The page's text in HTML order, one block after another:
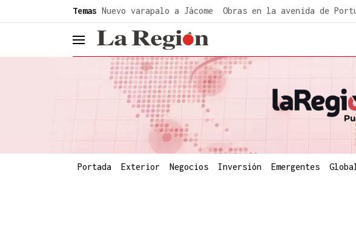
Temas Nuevo varapalo a Jácome Obras en la avenida de
header.menu.open
Portada Exterior Negocios Inversión Emergentes